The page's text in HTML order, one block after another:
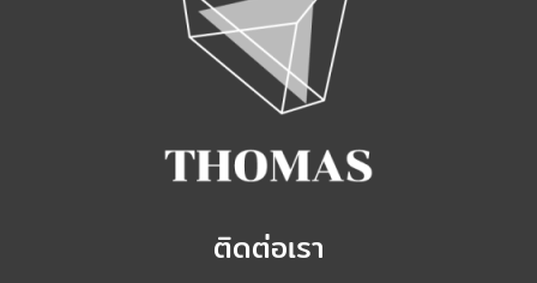
ติดต่อเรา